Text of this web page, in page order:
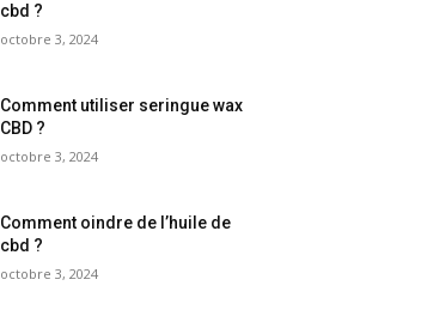
cbd ?
octobre 3, 2024
Comment utiliser seringue wax
CBD ?
octobre 3, 2024
Comment oindre de l’huile de
cbd ?
octobre 3, 2024